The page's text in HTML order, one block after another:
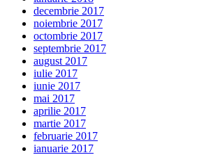
decembrie 2017
noiembrie 2017
octombrie 2017
septembrie 2017
august 2017
iulie 2017
iunie 2017
mai 2017
aprilie 2017
martie 2017
februarie 2017
ianuarie 2017